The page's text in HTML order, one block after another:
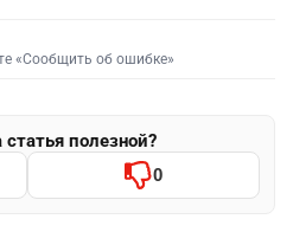
«Сообщить об ошибке»
полезной?
0